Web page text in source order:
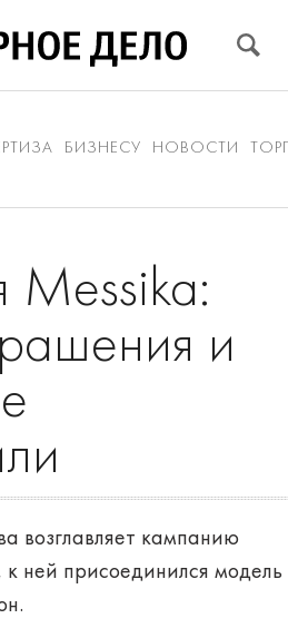
БИЗНЕСУ НОВОСТИ
Messika:
и
возглавляет кампанию
ней присоединился модель